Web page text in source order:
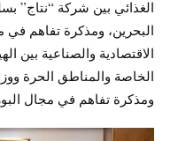
الغذائي بين شركة “نتاج”
البحرين، ومذكرة تفاهم في
الاقتصادية والصناعية بين
الخاصة والمناطق الحرة
ومذكرة تفاهم في مجال